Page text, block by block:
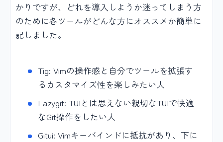
かりですが、どれを導入しようか迷ってしまう方
のために各ツールがどんな方にオススメか簡単に
記しました。
Tig: Vimの操作感と自分でツールを拡張す
るカスタマイズ性を楽しみたい人
Lazygit: TUIとは思えない親切なTUIで快適
なGit操作をしたい人
Gitui: Vimキーバインドに抵抗があり、下に